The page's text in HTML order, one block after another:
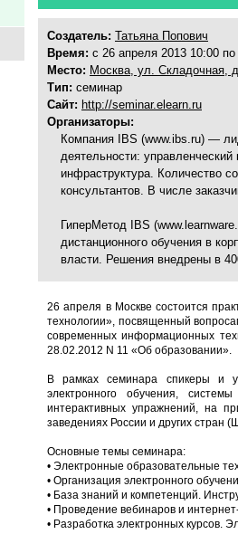
Создатель: Татьяна Попович
Время: с 26 апреля 2013 10:00
Место: Москва, ул. Складочная,
Тип: семинар
Сайт: http://seminar.elearn.ru
Организаторы:
Компания IBS (www.ibs.ru) —
деятельности:
инфраструктура. Количество
консультантов. В числе
ГиперМетод IBS
дистанционного обучения в
власти. Решения внедрены в
26 апреля в Москве состоится
технологии», посвященный
современных информационных
28.02.2012 N 11 «Об образовании».
В рамках семинара спикеры и
электронного обучения,
интерактивных упражнений, на
заведениях России и других стран
Основные темы семинара:
• Электронные образовательные
• Организация электронного
• База знаний и компетенций.
• Проведение вебинаров и
• Разработка электронных курсов.